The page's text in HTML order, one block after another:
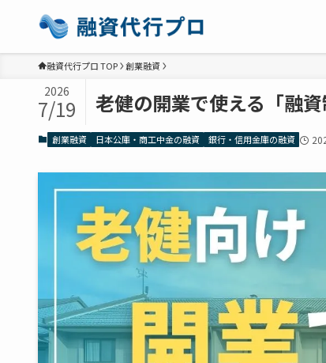
融資代行プロ TOP 創業融資
老健の開業で使える「融
2026
7/19
創業融資 日本公庫・商工中金の融資 銀行・信用金庫の融資